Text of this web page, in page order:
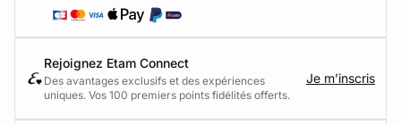
Rejoignez Etam Connect
Des avantages exclusifs et des expériences
uniques. Vos 100 premiers points fidélités offerts.
Je m’inscris